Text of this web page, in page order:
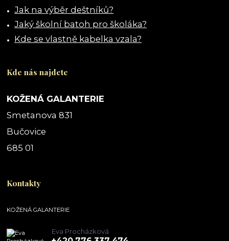
Jak na výběr deštníků?
Jaký školní batoh pro školáka?
Kde se vlastně kabelka vzala?
Kde nás najdete
KOŽENÁ GALANTERIE
Smetanova 831
Bučovice
685 01
Kontakty
KOŽENÁ GALANTERIE
Eva Procházková